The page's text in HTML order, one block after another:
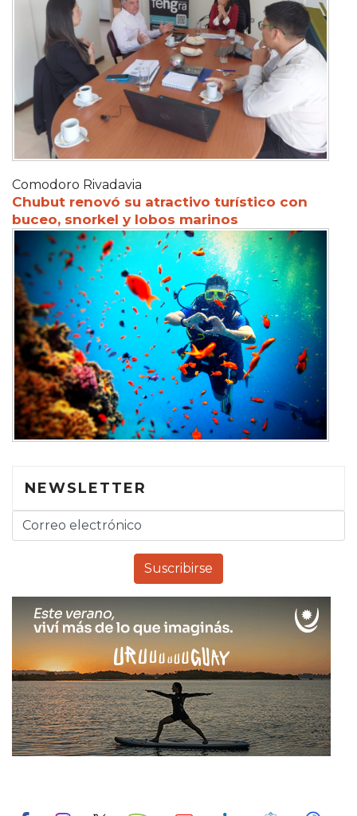
Comodoro Rivadavia
Chubut renovó su atractivo turístico con
buceo, snorkel y lobos marinos
NEWSLETTER